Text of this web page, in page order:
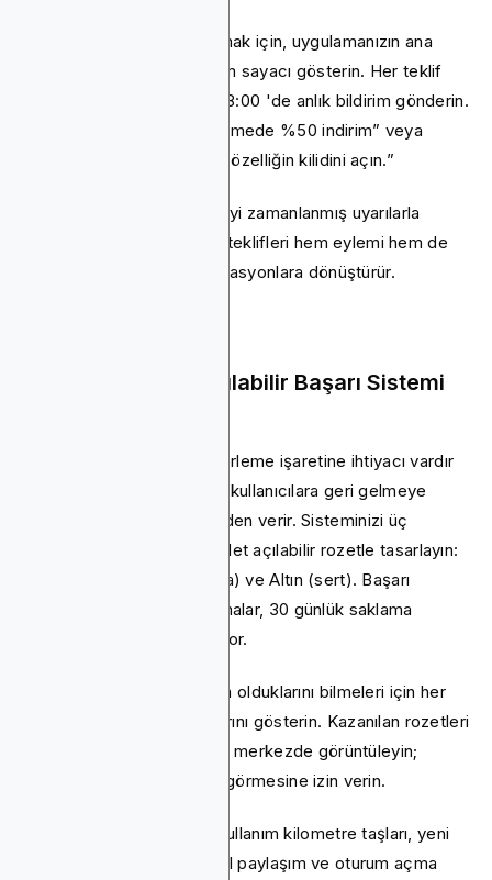
Bunların çalışmasını sağlamak için, uygulamanızın ana
ekranında net bir geri sayım sayacı gösterin. Her teklif
başladığında yerel saatle 18:00 'de anlık bildirim gönderin.
Örneğin: “Premium yükseltmede %50 indirim” veya
“Yalnızca 48 saat için özel özelliğin kilidini açın.”
Görünür zamanlayıcılar ve iyi zamanlanmış uyarılarla
eşleştirilmiş aciliyet, sınırlı teklifleri hem eylemi hem de
satışları artıran güçlü motivasyonlara dönüştürür.
15. 50'den Fazla Açılabilir Başarı Sistemi
Son olarak, insanların bir ilerleme işaretine ihtiyacı vardır
ve basit bir başarı sistemi, kullanıcılara geri gelmeye
devam etmeleri için bir neden verir. Sisteminizi üç
katmana bölen en az 50 adet açılabilir rozetle tasarlayın:
Bronz (kolay), Gümüş (orta) ve Altın (sert). Başarı
sistemlerine sahip uygulamalar, 30 günlük saklama
süresinde %40 artış görüyor.
Kullanıcıların ne kadar yakın olduklarını bilmeleri için her
rozet için ilerleme çubuklarını gösterin. Kazanılan rozetleri
kullanıcı profillerinde ön ve merkezde görüntüleyin;
herkesin neler başardığını görmesine izin verin.
Kategorilerinizi karıştırın. Kullanım kilometre taşları, yeni
özellikleri denemek, sosyal paylaşım ve oturum açma